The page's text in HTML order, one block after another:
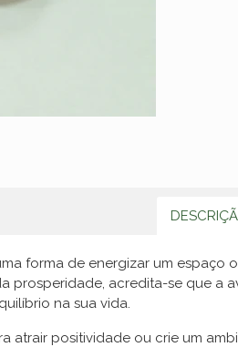
forma de energizar um
prosperidade, acredita-se que a
na sua vida.
atrair positividade ou crie um